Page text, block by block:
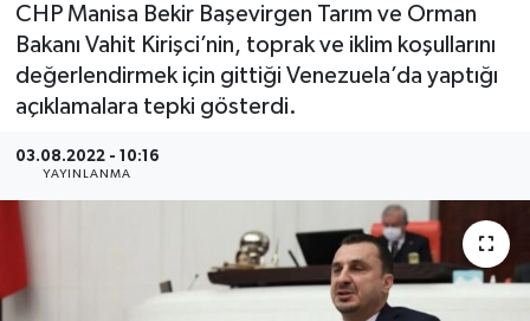
CHP Manisa Bekir Başevirgen Tarım ve Orman
Bakanı Vahit Kirişci’nin, toprak ve iklim koşullarını
değerlendirmek için gittiği Venezuela’da yaptığı
açıklamalara tepki gösterdi.
03.08.2022 - 10:16
YAYINLANMA